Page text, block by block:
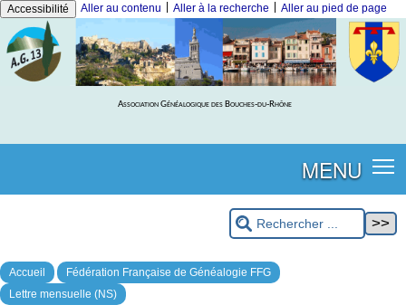
Accessibilité Aller au contenu Aller à la recherche Aller au pied de page
Association Généalogique des Bouches-du-Rhône
MENU
Accueil
Fédération Française de Généalogie FFG
Lettre mensuelle (NS)